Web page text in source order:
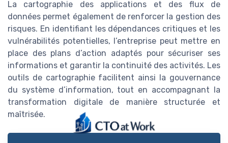
La cartographie des applications et des flux de
données permet également de renforcer la gestion des
risques. En identifiant les dépendances critiques et les
vulnérabilités potentielles, l’entreprise peut mettre en
place des plans d’action adaptés pour sécuriser ses
informations et garantir la continuité des activités. Les
outils de cartographie facilitent ainsi la gouvernance
du système d’information, tout en accompagnant la
transformation digitale de manière structurée et
maîtrisée.